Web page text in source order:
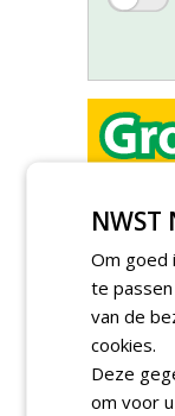
NWST
Om goed
te
van de
cookies.
Deze
om voor